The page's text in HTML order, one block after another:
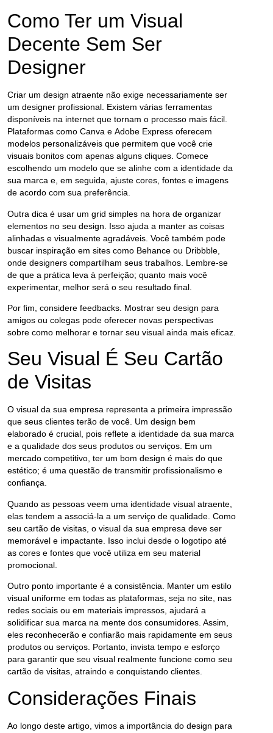
Como Ter um Visual
Decente Sem Ser
Designer
Criar um design atraente não exige necessariamente ser
um designer profissional. Existem várias ferramentas
disponíveis na internet que tornam o processo mais fácil.
Plataformas comoCanva eAdobe Express oferecem
modelos personalizáveis que permitem que você crie
visuais bonitos com apenas alguns cliques. Comece
escolhendo um modelo que se alinhe com a identidade da
sua marca e, em seguida, ajuste cores, fontes e imagens
de acordo com sua preferência.
Outra dica é usar umgrid simples na hora de organizar
elementos no seu design. Isso ajuda a manter as coisas
alinhadas e visualmente agradáveis. Você também pode
buscar inspiração em sites como Behance ou Dribbble
onde designers compartilham seus trabalhos. Lembre-se
de que a prática leva à perfeição; quanto mais você
experimentar, melhor será o seu resultado final.
Por fim, considere feedbacks. Mostrar seu design para
amigos ou colegas pode oferecer novas perspectivas
sobre como melhorar e tornar seu visual ainda mais eficaz.
Seu Visual É Seu Cartão
de Visitas
O visual da sua empresa representa a primeira impressão
que seus clientes terão de você. Um design bem
elaborado é crucial, pois reflete a identidade da sua marca
e a qualidade dos seus produtos ou serviços. Em um
mercado competitivo, ter um bom design é mais do que
estético; é uma questão de transmitir profissionalismo e
confiança.
Quando as pessoas veem uma identidade visual atraente,
elas tendem a associá-la a um serviço de qualidade. Como
seu cartão de visitas, o visual da sua empresa deve ser
memorável e impactante. Isso inclui desde o logotipo até
as cores e fontes que você utiliza em seu material
promocional.
Outro ponto importante é a consistência. Manter um estilo
visual uniforme em todas as plataformas, seja no site, nas
redes sociais ou em materiais impressos, ajudará a
solidificar sua marca na mente dos consumidores. Assim,
eles reconhecerão e confiarão mais rapidamente em seus
produtos ou serviços. Portanto, invista tempo e esforço
para garantir que seu visual realmente funcione como seu
cartão de visitas, atraindo e conquistando clientes.
Considerações Finais
Ao longo deste artigo, vimos a importância do design para